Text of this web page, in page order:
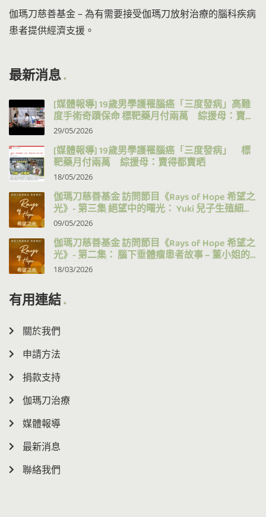
伽瑪刀慈善基金 – 為有需要接受伽瑪刀放射治療的腦科疾病
患者提供經濟支援。
最新消息
[媒體報導] 19歲男學護罹腦癌「三度發病」高難
度手術奇蹟保命 標靶藥月付兩萬 綜援母：賣得
都賣晒
29/05/2026
[媒體報導] 19歲男學護罹腦癌「三度發病」 標
靶藥月付兩萬 綜援母：賣得都賣晒
18/05/2026
伽瑪刀慈善基金 訪問節目《Rays of Hope 希望之
光》- 第三集 絕望中的曙光： Yuki 兒子生殖細胞
瘤的治療之路
09/05/2026
伽瑪刀慈善基金 訪問節目《Rays of Hope 希望之
光》- 第二集： 腦下垂體瘤患者故事 – 董小姐的
十年抗病之路
18/03/2026
有用連結
關於我們
申請方法
捐款支持
伽瑪刀治療
媒體報導
最新消息
聯絡我們